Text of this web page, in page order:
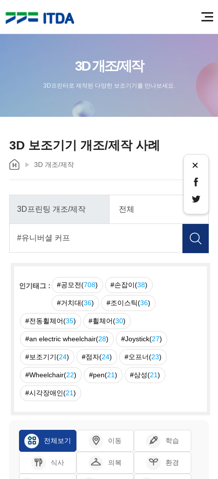
3D 개조/제작
3D프린터로 제작된 다양한 보조기기를 만나보세요.
3D 보조기기 개조/제작 사례
3D 개조/제작 ×
인기태그 : #공모전(708) #손잡이(38)
#거치대(36) #조이스틱(36)
#전동휠체어(35) #휠체어(30)
#an electric wheelchair(28) #Joystick(27)
#보조기기(24) #점자(24) #오프너(23)
#Wheelchair(22) #pen(21) #삼성(21)
#시각장애인(21)
전체보기 이동 학습
식사 의복 환경